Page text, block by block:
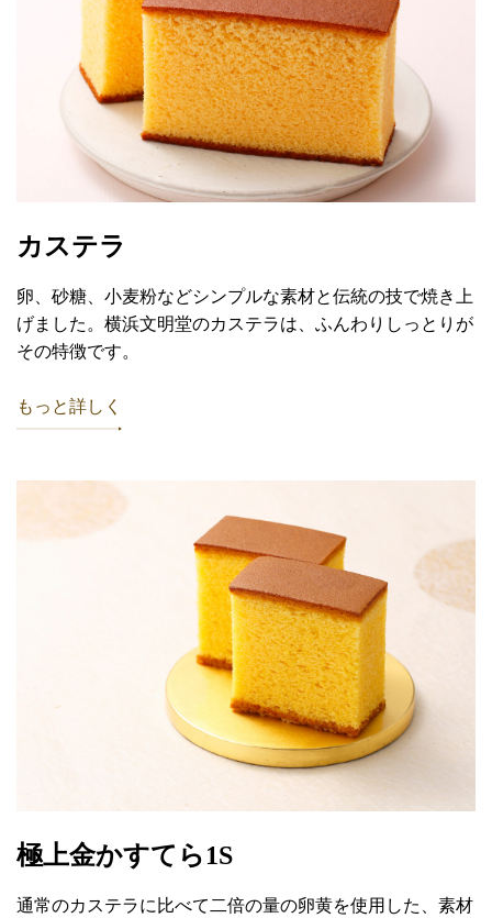
カステラ
卵、砂糖、小麦粉などシンプルな素材と伝統の技で焼き上
げました。横浜文明堂のカステラは、ふんわりしっとりが
その特徴です。
もっと詳しく
極上金かすてら1S
通常のカステラに比べて二倍の量の卵黄を使用した、素材